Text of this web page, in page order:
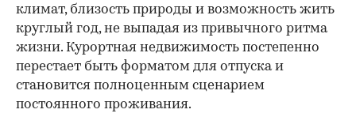
климат, близость природы и возможность жить
круглый год, не выпадая из привычного ритма
жизни. Курортная недвижимость постепенно
перестает быть форматом для отпуска и
становится полноценным сценарием
постоянного проживания.